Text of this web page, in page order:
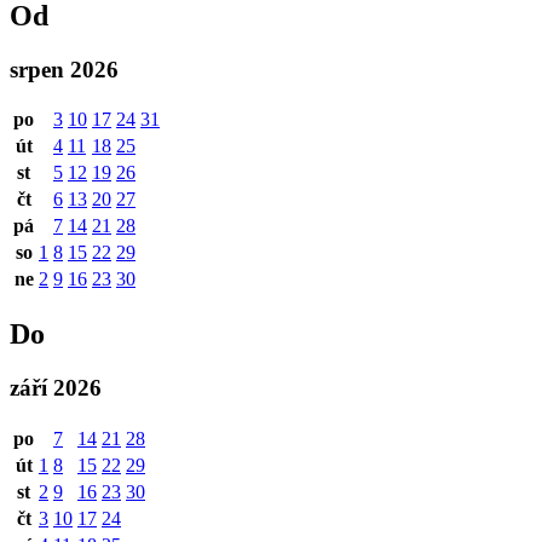
Od
srpen 2026
po 3 10 17 24 31
út
4 11 18 25
st
5 12 19 26
čt
6 13 20 27
pá
7 14 21 28
so 1 8 15 22 29
ne 2 9 16 23 30
Do
září 2026
po 7 14 21 28
út 1 8 15 22 29
st 2 9 16 23 30
čt 3 10 17 24